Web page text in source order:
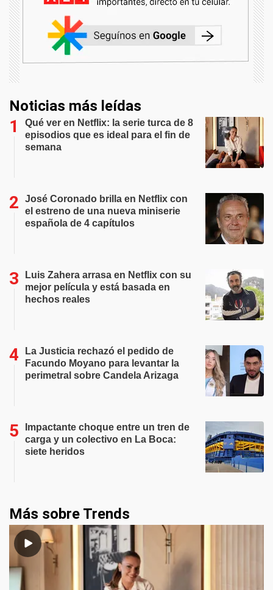
Noticias más leídas
Qué ver en Netflix: la serie turca de 8
episodios que es ideal para el fin de
semana
José Coronado brilla en Netflix con
el estreno de una nueva miniserie
española de 4 capítulos
Luis Zahera arrasa en Netflix con su
mejor película y está basada en
hechos reales
La Justicia rechazó el pedido de
Facundo Moyano para levantar la
perimetral sobre Candela Arizaga
Impactante choque entre un tren de
carga y un colectivo en La Boca:
siete heridos
Más sobre Trends